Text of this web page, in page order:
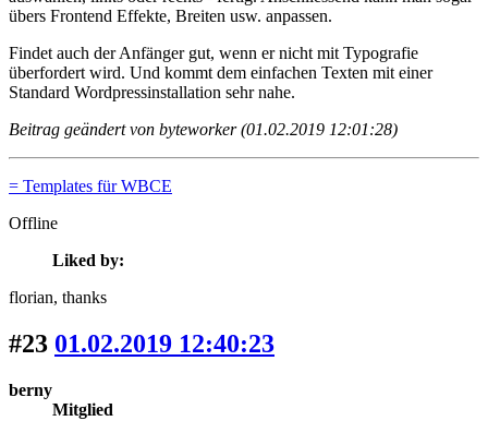
übers Frontend Effekte, Breiten usw. anpassen.
Findet auch der Anfänger gut, wenn er nicht mit Typografie
überfordert wird. Und kommt dem einfachen Texten mit einer
Standard Wordpressinstallation sehr nahe.
Beitrag geändert von byteworker (01.02.2019 12:01:28)
= Templates für WBCE
Offline
Liked by:
florian, thanks
#23 01.02.2019 12:40:23
berny
Mitglied